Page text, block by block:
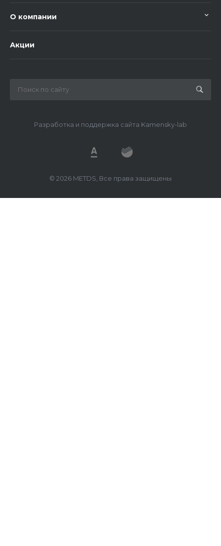
О компании
Акции
© 2026 METDS, Все права защищены
Разработка и поддержка сайта Kamensky-lab